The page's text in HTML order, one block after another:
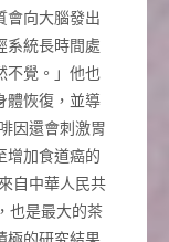
會向大腦發出
系統長時間處
不覺。」他也
體恢復，並導
因還會刺激胃
增加食道癌的
自中華人民共
也是最大的茶
極的研究結果